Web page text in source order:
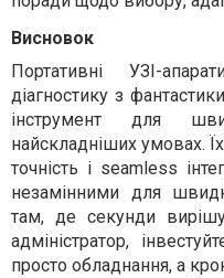
Висновок
Портативні УЗІ-
діагностику з
інструмент для
найскладніших умовах.
точність і seamless
незамінними для
там, де секунди
адміністратор,
просто обладнання, а